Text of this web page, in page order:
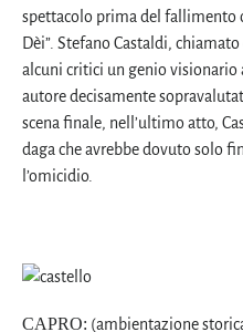
spettacolo prima del fallimento
Dèi”. Stefano Castaldi,
alcuni critici un genio visionario
autore decisamente
scena finale, nell’ultimo atto,
daga che avrebbe dovuto solo
l’omicidio.
CAPRO: (ambientazione